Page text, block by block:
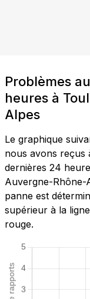
Problèmes
heures à
Alpes
Le graphique
nous avons reçus
dernières 24
Auvergne-Rhône-
panne est
supérieur à la
rouge.